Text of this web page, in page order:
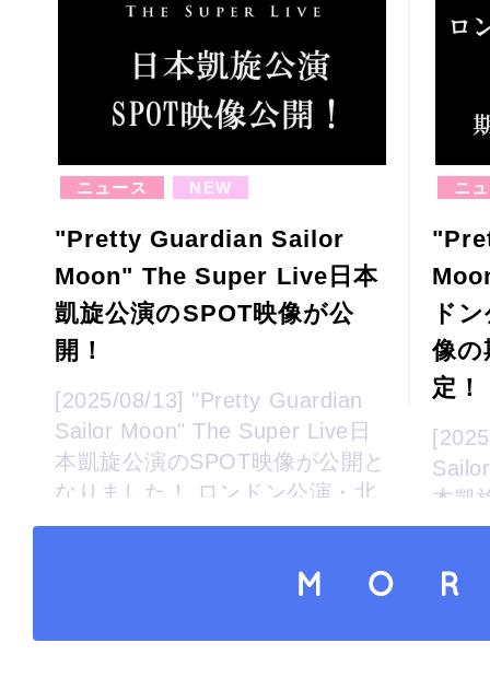
ニュース NEW
"Pretty Guardian Sailor
Moon" The Super Live日本
凱旋公演のSPOT映像が公
開！
[2025/08/13] "Pretty Guardian
Sailor Moon" The Super Live日
本凱旋公演のSPOT映像が公開と
なりました！ ロンドン公演・北
米ツアーの公演映像を使...
ニ
ド
像の
定！
本凱
2025